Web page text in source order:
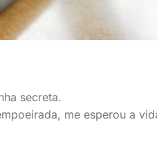
secreta.
me esperou a